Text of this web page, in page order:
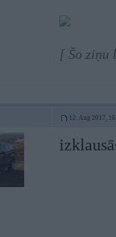
[ Šo ziņu
12. Aug 2017,